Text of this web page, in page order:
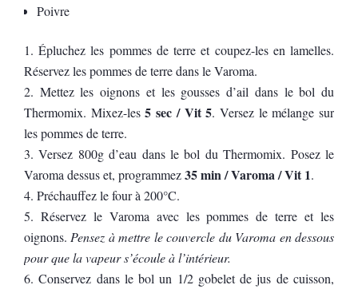
Poivre
Épluchez les pommes de terre et coupez-les en lamelles.
Réservez les pommes de terre dans le Varoma.
Mettez les oignons et les gousses d’ail dans le bol du
Thermomix. Mixez-les5 sec / Vit 5. Versez le mélange sur
les pommes de terre.
Versez 800g d’eau dans le bol du Thermomix. Posez le
Varoma dessus et, programmez35 min / Varoma / Vit 1.
Préchauffez le four à 200°C.
Réservez le Varoma avec les pommes de terre et les
oignons. Pensez à mettre le couvercle du Varoma en dessous
pour que la vapeur s’écoule à l’intérieur.
Conservez dans le bol un 1/2 gobelet de jus de cuisson,